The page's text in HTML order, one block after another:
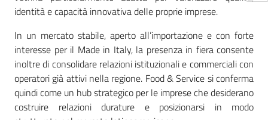
identità e capacità innovativa delle proprie imprese.
In un mercato stabile, aperto all’importazione e con forte
interesse per il Made in Italy, la presenza in fiera consente
inoltre di consolidare relazioni istituzionali e commerciali con
operatori già attivi nella regione. Food & Service si conferma
quindi come un hub strategico per le imprese che desiderano
costruire relazioni durature e posizionarsi in modo